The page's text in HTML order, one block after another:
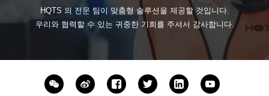
HQTS 의 전문 팀이 맞춤형 솔루션을 제공할 것입니다.
우리와 협력할 수 있는 귀중한 기회를 주셔서 감사합니다.